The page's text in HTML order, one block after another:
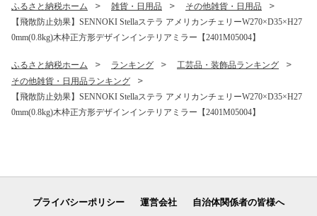
ふるさと納税ホーム 雑貨・日用品
その他雑貨・日用品
【飛散防止効果】SENNOKI Stellaステラ アメリカンチェリーW270×D35×H27
0mm(0.8kg)木枠正方形デザインインテリアミラー【2401M05004】
ふるさと納税ホーム ランキング
工芸品・装飾品ランキング
その他雑貨・日用品ランキング
【飛散防止効果】SENNOKI Stellaステラ アメリカンチェリーW270×D35×H27
0mm(0.8kg)木枠正方形デザインインテリアミラー【2401M05004】
プライバシーポリシー 運営会社 自治体関係者の皆様へ